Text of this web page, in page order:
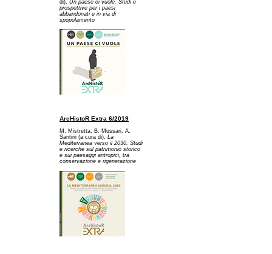
di), Un paese ci vuole. Studi e
prospettive per i paesi
abbandonati e in via di
spopolamento
ArcHistoR Extra 6/2019
M. Mistretta, B. Mussari, A.
Santini (a cura di), La
Mediterranea verso il 2030. Studi
e ricerche sul patrimonio storico
e sui paesaggi antropici, tra
conservazione e rigenerazione